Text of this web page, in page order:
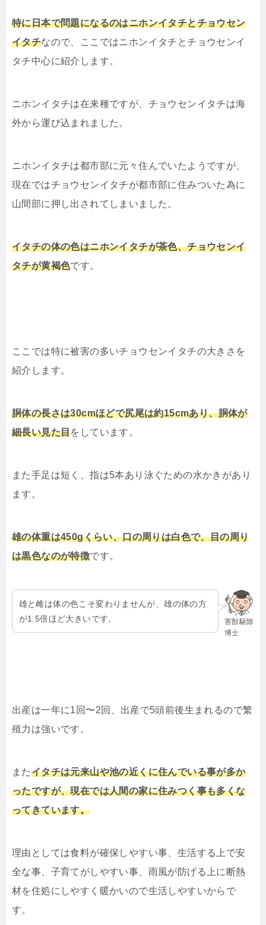
特に日本で問題になるのはニホンイタチとチョウセン
イタチなので、ここではニホンイタチとチョウセンイ
タチ中心に紹介します。
ニホンイタチは在来種ですが、チョウセンイタチは海
外から運び込まれました。
ニホンイタチは都市部に元々住んでいたようですが、
現在ではチョウセンイタチが都市部に住みついた為に
山間部に押し出されてしまいました。
イタチの体の色はニホンイタチが茶色、チョウセンイ
タチが黄褐色です。
ここでは特に被害の多いチョウセンイタチの大きさを
紹介します。
胴体の長さは30cmほどで尻尾は約15cmあり、胴体が
細長い見た目をしています。
また手足は短く、指は5本あり泳ぐための水かきがあり
ます。
雄の体重は450gくらい、口の周りは白色で、目の周り
は黒色なのが特徴です。
害獣駆除
博士
雄と雌は体の色こそ変わりませんが、雄の体の方
が1.5倍ほど大きいです。
出産は一年に1回〜2回、出産で5頭前後生まれるので繁
殖力は強いです。
またイタチは元来山や池の近くに住んでいる事が多か
ったですが、現在では人間の家に住みつく事も多くな
ってきています。
理由としては食料が確保しやすい事、生活する上で安
全な事、子育てがしやすい事、雨風が防げる上に断熱
材を住処にしやすく暖かいので生活しやすいからで
す。